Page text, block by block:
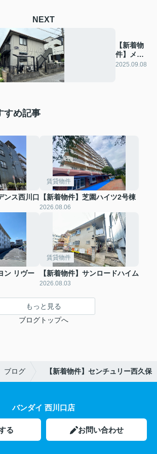
NEXT
【新着物
件】メゾ
ン吉田Ⅱ
2025.09.08
すめ記事
ンス西川口
賃貸物件
【新着物件】芝園ハイツ2号棟
2026.08.06
ン リヴー
賃貸物件
【新着物件】サンロードハイム
2026.08.03
もっと見る
ブログトップへ
ブログ 【新着物件】センチュリー西久保
バンダイ 西川口店
る お問い合わせ